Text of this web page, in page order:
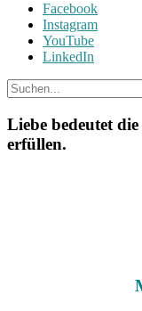
Facebook
Instagram
YouTube
LinkedIn
Liebe bedeutet
erfüllen.